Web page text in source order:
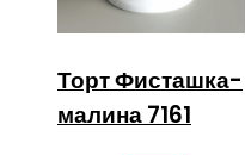
Торт Фисташка-
малина 7161